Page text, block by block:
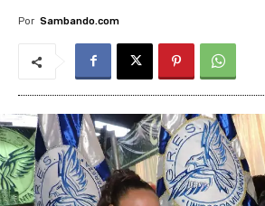
Por Sambando.com